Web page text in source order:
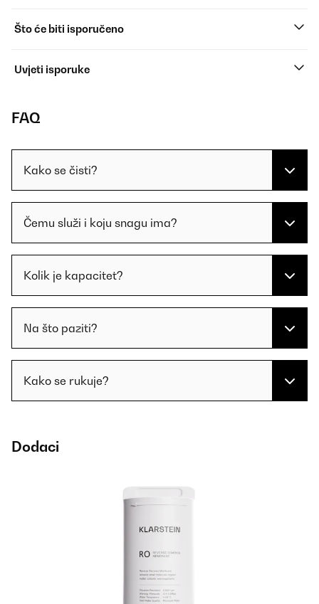
Što će biti isporučeno
Uvjeti isporuke
FAQ
Kako se čisti?
Čemu služi i koju snagu ima?
Kolik je kapacitet?
Na što paziti?
Kako se rukuje?
Dodaci